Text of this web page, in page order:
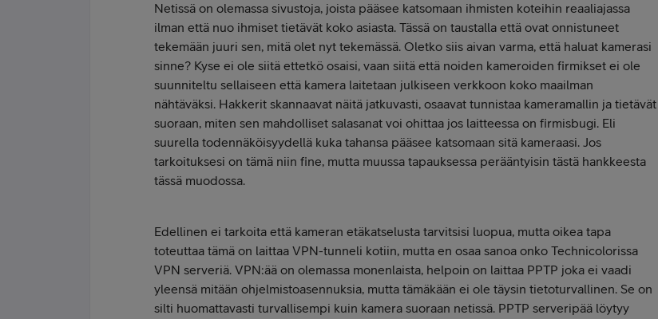
Netissä on olemassa sivustoja, joista pääsee katsomaan ihmisten koteihin reaaliajassa
ilman että nuo ihmiset tietävät koko asiasta. Tässä on taustalla että ovat onnistuneet
tekemään juuri sen, mitä olet nyt tekemässä. Oletko siis aivan varma, että haluat kamerasi
sinne? Kyse ei ole siitä ettetkö osaisi, vaan siitä että noiden kameroiden firmikset ei ole
suunniteltu sellaiseen että kamera laitetaan julkiseen verkkoon koko maailman
nähtäväksi. Hakkerit skannaavat näitä jatkuvasti, osaavat tunnistaa kameramallin ja tietävät
suoraan, miten sen mahdolliset salasanat voi ohittaa jos laitteessa on firmisbugi. Eli
suurella todennäköisyydellä kuka tahansa pääsee katsomaan sitä kameraasi. Jos
tarkoituksesi on tämä niin fine, mutta muussa tapauksessa perääntyisin tästä hankkeesta
tässä muodossa.
Edellinen ei tarkoita että kameran etäkatselusta tarvitsisi luopua, mutta oikea tapa
toteuttaa tämä on laittaa VPN-tunneli kotiin, mutta en osaa sanoa onko Technicolorissa
VPN serveriä. VPN:ää on olemassa monenlaista, helpoin on laittaa PPTP joka ei vaadi
yleensä mitään ohjelmistoasennuksia, mutta tämäkään ei ole täysin tietoturvallinen. Se on
silti huomattavasti turvallisempi kuin kamera suoraan netissä. PPTP serveripää löytyy